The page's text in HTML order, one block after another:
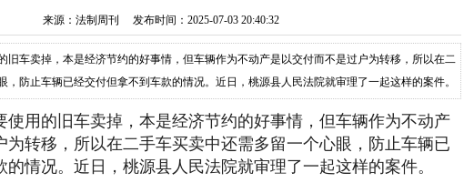
来源：法制周刊 发布时间：2025-07-03 20:40:32
旧车卖掉，本是经济节约的好事情，但车辆作为不动产是以交付而不是过户为转移，所以在二
，防止车辆已经交付但拿不到车款的情况。近日，桃源县人民法院就审理了一起这样的案件。
支付部分车款，经万某多次催讨，剩余5000元一直未付，万某遂诉...
使用的旧车卖掉，本是经济节约的好事情，但车辆作为不动产
为转移，所以在二手车买卖中还需多留一个心眼，防止车辆已
情况。近日，桃源县人民法院就审理了一起这样的案件。